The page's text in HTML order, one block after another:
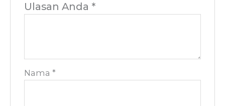
Ulasan Anda *
Nama*